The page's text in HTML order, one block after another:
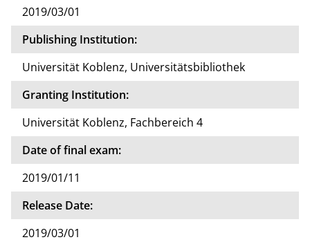
2019/03/01
Publishing Institution:
Universität Koblenz, Universitätsbibliothek
Granting Institution:
Universität Koblenz, Fachbereich 4
Date of final exam:
2019/01/11
Release Date:
2019/03/01